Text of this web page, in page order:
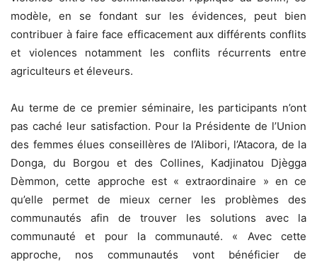
modèle, en se fondant sur les évidences, peut bien
contribuer à faire face efficacement aux différents conflits
et violences notamment les conflits récurrents entre
agriculteurs et éleveurs.
Au terme de ce premier séminaire, les participants n’ont
pas caché leur satisfaction. Pour la Présidente de l’Union
des femmes élues conseillères de l’Alibori, l’Atacora, de la
Donga, du Borgou et des Collines, Kadjinatou Djègga
Dèmmon, cette approche est « extraordinaire » en ce
qu’elle permet de mieux cerner les problèmes des
communautés afin de trouver les solutions avec la
communauté et pour la communauté. « Avec cette
approche, nos communautés vont bénéficier de